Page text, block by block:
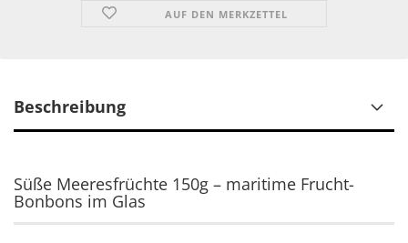
AUF DEN MERKZETTEL
Beschreibung
Süße Meeresfrüchte 150g – maritime Frucht-
Bonbons im Glas